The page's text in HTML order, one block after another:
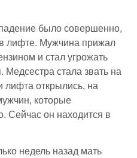
было совершенно,
в лифте. Мужчина прижал
и стал угрожать
Медсестра стала звать на
лифта открылись, на
которые
Сейчас он находится в
недель назад мать